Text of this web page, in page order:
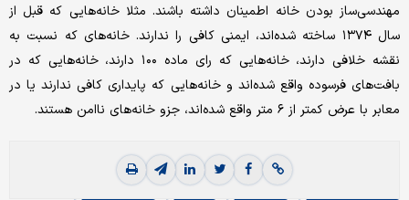
مهندسی‌ساز بودن خانه اطمینان داشته‌ باشند. مثلا خانه‌هایی که قبل از
سال ۱۳۷۴ ساخته شده‌اند، ایمنی کافی را ندارند. خانه‌های که نسبت به
نقشه خلافی دارند، خانه‌هایی که رای ماده ۱۰۰ دارند، خانه‌هایی که در
بافت‌های فرسوده واقع شده‌اند و خانه‌هایی که پایداری کافی ندارند یا در
معابر با عرض کمتر از ۶ متر واقع شده‌اند، جزو خانه‌های ناامن هستند.